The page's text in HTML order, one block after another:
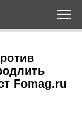
Fomag.ru